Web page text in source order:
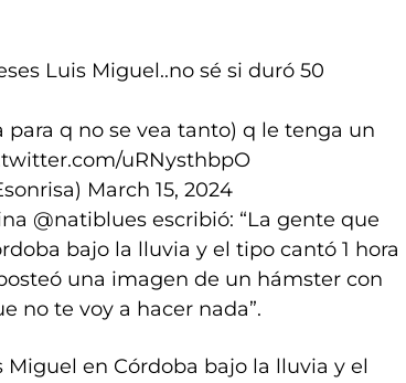
Luis Miguel..no sé si duró 50
q no se vea tanto) q le tenga un
uRNysthbpO
March 15, 2024
@natiblues escribió: “La gente que
bajo la lluvia y el tipo cantó 1 hora
una imagen de un hámster con
no te voy a hacer nada”.
en Córdoba bajo la lluvia y el